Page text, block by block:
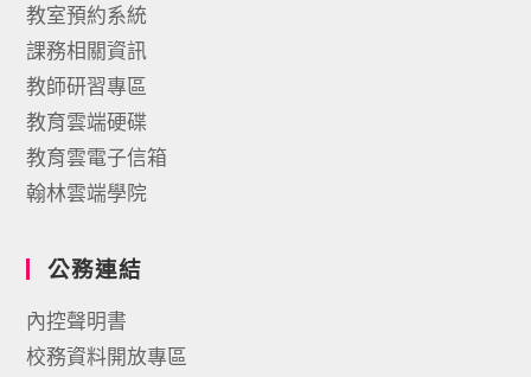
教室預約系統
課務相關資訊
教師研習專區
教育雲端硬碟
教育雲電子信箱
翰林雲端學院
公務連結
內控聲明書
校務資料開放專區